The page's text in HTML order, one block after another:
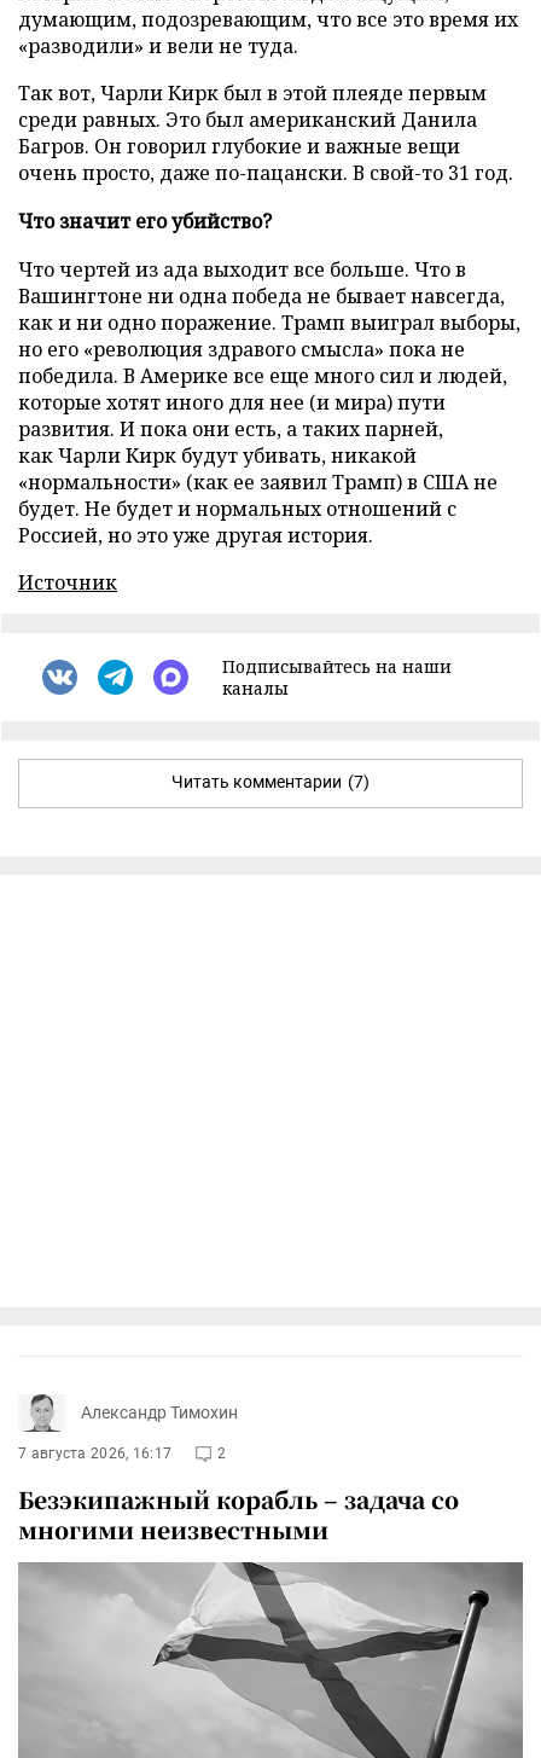
думающим, подозревающим, что все это время их
«разводили» и вели не туда.
Так вот, Чарли Кирк был в этой плеяде первым
среди равных. Это был американский Данила
Багров. Он говорил глубокие и важные вещи
очень просто, даже по-пацански. В свой-то 31 год.
Что значит его убийство?
Что чертей из ада выходит все больше. Что в
Вашингтоне ни одна победа не бывает навсегда,
как и ни одно поражение. Трамп выиграл выборы,
но его «революция здравого смысла» пока не
победила. В Америке все еще много сил и людей,
которые хотят иного для нее (и мира) пути
развития. И пока они есть, а таких парней,
как Чарли Кирк будут убивать, никакой
«нормальности» (как ее заявил Трамп) в США не
будет. Не будет и нормальных отношений с
Россией, но это уже другая история.
Источник
Подписывайтесь на наши
каналы
Читать комментарии (7)
Александр Тимохин
7 августа 2026, 16:17 2
Безэкипажный корабль – задача со
многими неизвестными